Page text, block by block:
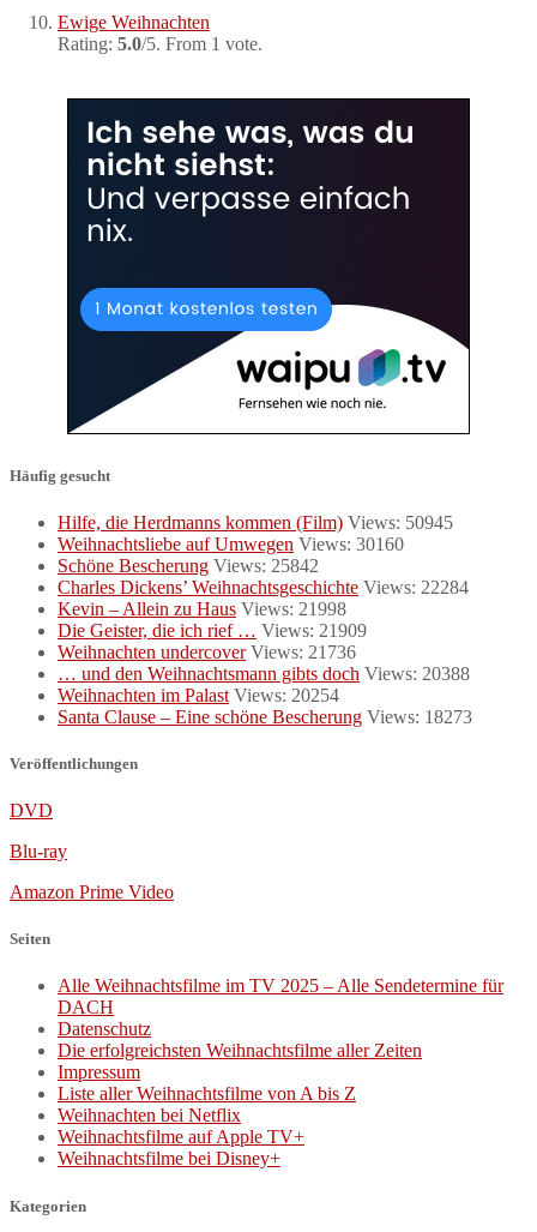
Ewige Weihnachten
Rating: 5.0/5. From 1 vote.
Häufig gesucht
Hilfe, die Herdmanns kommen (Film) Views: 50945
Weihnachtsliebe auf Umwegen Views: 30160
Schöne Bescherung Views: 25842
Charles Dickens’ Weihnachtsgeschichte Views: 22284
Kevin – Allein zu Haus Views: 21998
Die Geister, die ich rief … Views: 21909
Weihnachten undercover Views: 21736
… und den Weihnachtsmann gibts doch Views: 20388
Weihnachten im Palast Views: 20254
Santa Clause – Eine schöne Bescherung Views: 18273
Veröffentlichungen
DVD
Blu-ray
Amazon Prime Video
Seiten
Alle Weihnachtsfilme im TV 2025 – Alle Sendetermine für
DACH
Datenschutz
Die erfolgreichsten Weihnachtsfilme aller Zeiten
Impressum
Liste aller Weihnachtsfilme von A bis Z
Weihnachten bei Netflix
Weihnachtsfilme auf Apple TV+
Weihnachtsfilme bei Disney+
Kategorien